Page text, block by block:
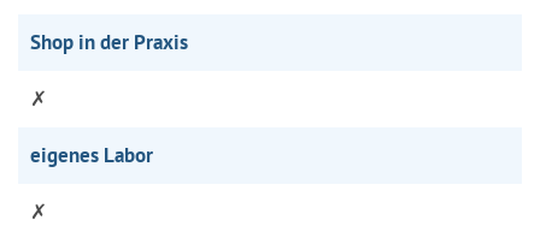
Shop in der Praxis
✗
eigenes Labor
✗